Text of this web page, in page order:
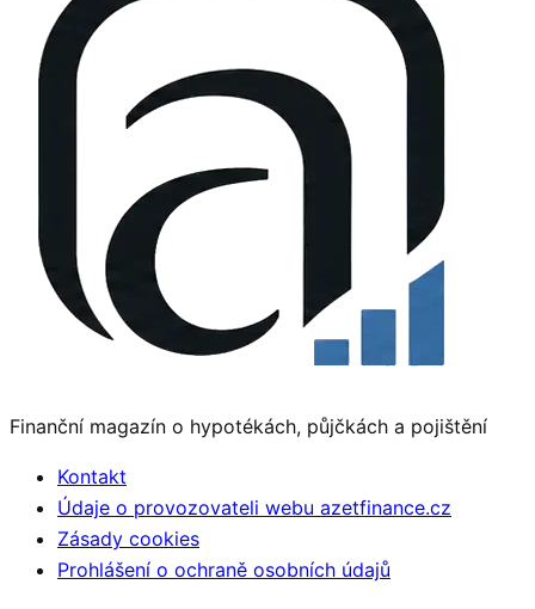
Finanční magazín o hypotékách, půjčkách a pojištění
Kontakt
Údaje o provozovateli webu azetfinance.cz
Zásady cookies
Prohlášení o ochraně osobních údajů